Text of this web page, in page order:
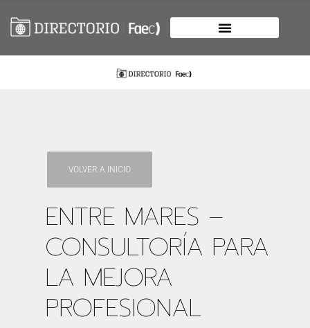
VOLVER A INICIO
ENTRE MARES –
CONSULTORÍA PARA
LA MEJORA
PROFESIONAL